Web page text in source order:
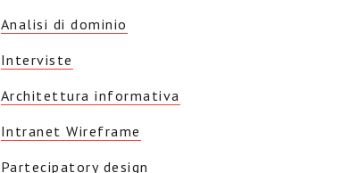
Analisi di dominio
Interviste
Architettura informativa
Intranet Wireframe
Partecipatory design